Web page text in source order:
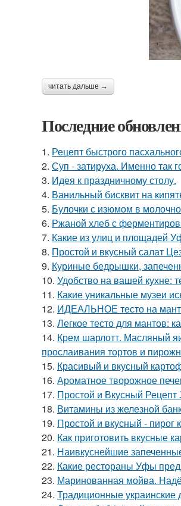
читать дальше →
Последние
1. Рецепт быстрого
2. Суп - затируха. Именно так
3. Идея к праздничному столу.
4. Ванильный бисквит на
5. Булочки с изюмом в
6. Ржаной хлеб с
7. Какие из улиц и площадей
8. Простой и вкусный салат
9. Куриные бедрышки,
10. Удобство на вашей кухне:
11. Какие уникальные музеи
12. ИДЕАЛЬНОЕ тесто на
13. Легкое тесто для мантов:
14. Крем шарлотт. Масляный
прослаивания тортов и
15. Красивый и вкусный
16. Ароматное творожное
17. Простой и Вкусный
18. Витамины из железной
19. Простой и вкусный - пирог
20. Как приготовить вкусные
21. Наивкуснейшие
22. Какие рестораны Уфы
23. Маринованная мойва.
24. Традиционные украинские